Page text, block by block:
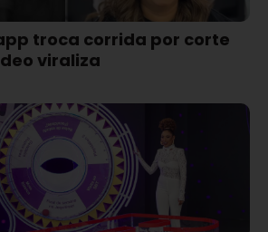
troca corrida por corte
viraliza